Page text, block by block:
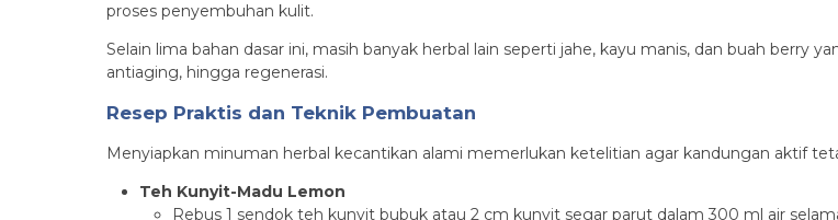
proses penyembuhan kulit.
Selain lima bahan dasar ini, masih banyak herbal lain seperti jahe, kayu manis, dan buah berry
antiaging, hingga regenerasi.
Resep Praktis dan Teknik Pembuatan
Menyiapkan minuman herbal kecantikan alami memerlukan ketelitian agar kandungan aktif
Teh Kunyit-Madu Lemon
Rebus 1 sendok teh kunyit bubuk atau 2 cm kunyit segar parut dalam 300 ml air